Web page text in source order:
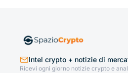
Intel crypto + notizie di
Ricevi ogni giorno notizie crypto e